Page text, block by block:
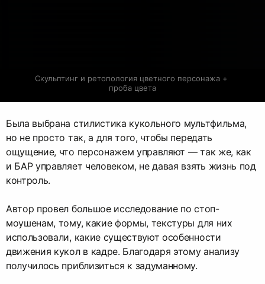
Скульптинг и ретопология цветного персонажа +
проба цвета
Была выбрана стилистика кукольного мультфильма,
но не просто так, а для того, чтобы передать
ощущение, что персонажем управляют — так же, как
и БАР управляет человеком, не давая взять жизнь под
контроль.
Автор провел большое исследование по стоп-
моушенам, тому, какие формы, текстуры для них
использовали, какие существуют особенности
движения кукол в кадре. Благодаря этому анализу
получилось приблизиться к задуманному.